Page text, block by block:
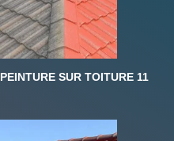
PEINTURE SUR TOITURE 11